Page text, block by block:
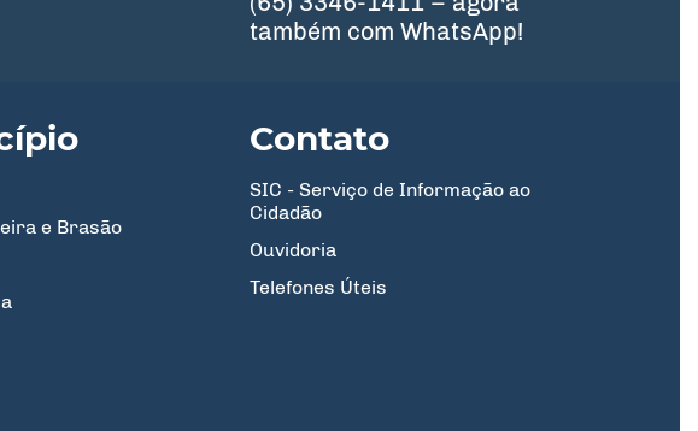
também com WhatsApp!
e Brasão
Contato
SIC - Serviço de Informação ao
Cidadão
Ouvidoria
Telefones Úteis